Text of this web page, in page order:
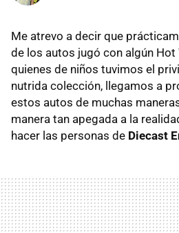
Me atrevo a decir que
de los autos jugó con algún Hot
quienes de niños tuvimos el
nutrida colección, llegamos a
estos autos de muchas
manera tan apegada a la
hacer las personas de Diecast